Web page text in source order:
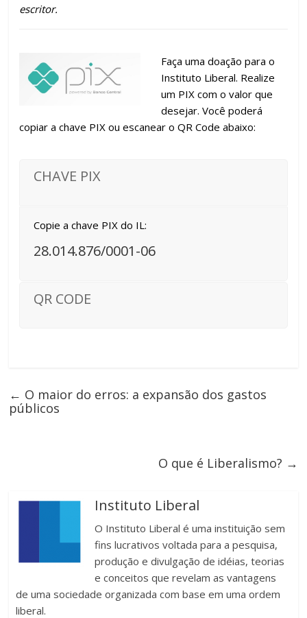
escritor.
Faça uma doação para o
Instituto Liberal. Realize
um PIX com o valor que
desejar. Você poderá
copiar a chave PIX ou escanear o QR Code abaixo:
CHAVE PIX
Copie a chave PIX do IL:
28.014.876/0001-06
QR CODE
← O maior do erros: a expansão dos gastos
públicos
O que é Liberalismo? →
Instituto Liberal
O Instituto Liberal é uma instituição sem
fins lucrativos voltada para a pesquisa,
produção e divulgação de idéias, teorias
e conceitos que revelam as vantagens
de uma sociedade organizada com base em uma ordem
liberal.